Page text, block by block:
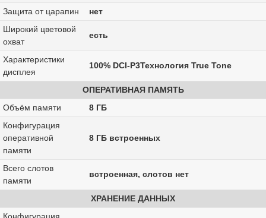
Защита от царапин
нет
Широкий цветовой
охват
есть
Характеристики
дисплея
100% DCI-P3Технология True Tone
ОПЕРАТИВНАЯ ПАМЯТЬ
Объём памяти
8 ГБ
Конфигурация
оперативной
памяти
8 ГБ встроенных
Всего слотов
памяти
встроенная, слотов нет
ХРАНЕНИЕ ДАННЫХ